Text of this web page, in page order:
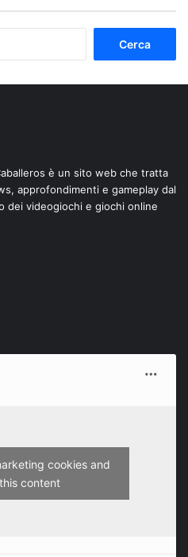
è un sito web che tratta
approfondimenti e gameplay dal
dei videogiochi e giochi online
cookies and
content